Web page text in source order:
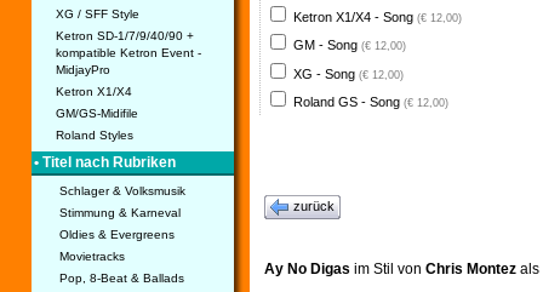
XG / SFF Style
Ketron SD-1/7/9/40/90 +
kompatible Ketron Event -
MidjayPro
Ketron X1/X4
GM/GS-Midifile
Roland Styles
• Titel nach Rubriken
Schlager & Volksmusik
Stimmung & Karneval
Oldies & Evergreens
Movietracks
Pop, 8-Beat & Ballads
Ketron X1/X4 - Song (€ 12,00)
GM - Song (€ 12,00)
XG - Song (€ 12,00)
Roland GS - Song (€ 12,00)
zurück
Ay No Digas im Stil von Chris Montezals